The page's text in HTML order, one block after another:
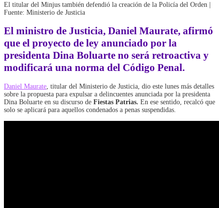
El titular del Minjus también defendió la creación de la Policía del Orden |
Fuente: Ministerio de Justicia
El ministro de Justicia, Daniel Maurate, afirmó
que el proyecto de ley anunciado por la
presidenta Dina Boluarte no será retroactiva y
modificará una norma del Código Penal.
Daniel Maurate , titular del Ministerio de Justicia, dio este lunes más detalles
sobre la propuesta para expulsar a delincuentes anunciada por la presidenta
Dina Boluarte en su discurso de Fiestas Patrias. En ese sentido, recalcó que
solo se aplicará para aquellos condenados a penas suspendidas.